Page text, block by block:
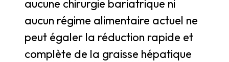
aucune chirurgie bariatrique ni
aucun régime alimentaire actuel ne
peut égaler la réduction rapide et
complète de la graisse hépatique